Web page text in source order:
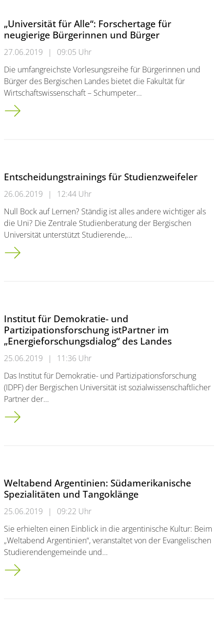
„Universität für Alle“: Forschertage für
neugierige Bürgerinnen und Bürger
27.06.2019 |
09:05 Uhr
Die umfangreichste Vorlesungsreihe für Bürgerinnen und
Bürger des Bergischen Landes bietet die Fakultät für
Wirtschaftswissenschaft – Schumpeter…
„Universität für Alle“: Forschertage für neugierige
Entscheidungstrainings für Studienzweifeler
26.06.2019 |
12:44 Uhr
Null Bock auf Lernen? Ständig ist alles andere wichtiger als
die Uni? Die Zentrale Studienberatung der Bergischen
Universität unterstützt Studierende,…
Entscheidungstrainings für Studienzweifeler
Institut für Demokratie- und
Partizipationsforschung istPartner im
„Energieforschungsdialog“ des Landes
25.06.2019 |
11:36 Uhr
Das Institut für Demokratie- und Partizipationsforschung
(IDPF) der Bergischen Universität ist sozialwissenschaftlicher
Partner der…
Institut für Demokratie- und Partizipationsforschung ist<br /
Weltabend Argentinien: Südamerikanische
Spezialitäten und Tangoklänge
25.06.2019 |
09:22 Uhr
Sie erhielten einen Einblick in die argentinische Kultur: Beim
„Weltabend Argentinien“, veranstaltet von der Evangelischen
Studierendengemeinde und…
Weltabend Argentinien: Südamerikanische Spezialitäten und